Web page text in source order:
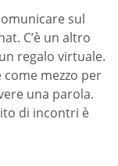
sul
C’è un altro
regalo virtuale.
mezzo per
una parola.
di incontri è